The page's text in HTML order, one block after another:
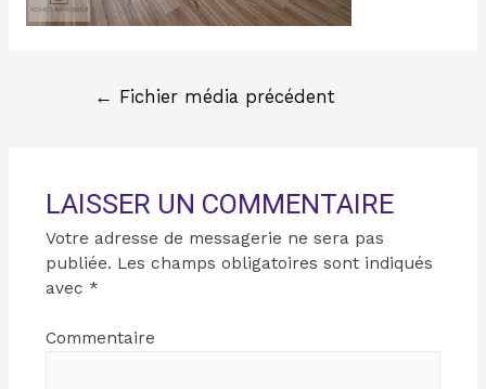
← Fichier média précédent
LAISSER UN COMMENTAIRE
Votre adresse de messagerie ne sera pas
publiée. Les champs obligatoires sont indiqués
avec *
Commentaire